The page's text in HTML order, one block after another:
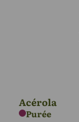
Acérola
Purée